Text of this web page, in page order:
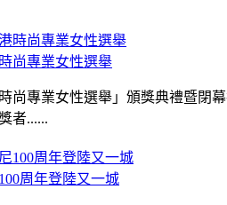
尚專業女性選舉
尚專業女性選舉」頒獎典禮暨閉
者......
周年登陸又一城